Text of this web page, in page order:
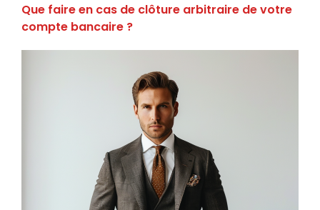
Que faire en cas de clôture arbitraire de votre
compte bancaire ?